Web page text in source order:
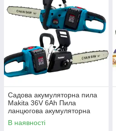
Садова акумуляторна пила
Makita 36V 6Ah Пила
ланцюгова акумуляторна
Makita DUC355Z АКБ пила
Макіта
В наявності